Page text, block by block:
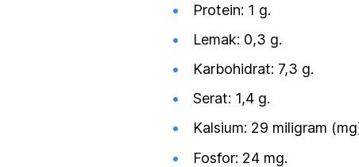
Protein: 1 g.
Lemak: 0,3 g.
Karbohidrat: 7,3 g.
Serat: 1,4 g.
Kalsium: 29 miligram
Fosfor: 24 mg.